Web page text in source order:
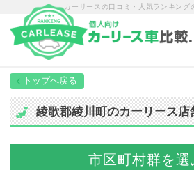
カーリースの口コミ・人気ランキング
トップページ
綾歌郡綾川町のカーリース店
市区町村群を選